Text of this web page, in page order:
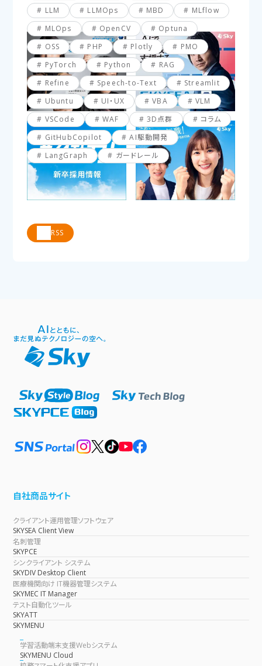
LLM
LLMOps MBD
MLflow
MLOps
OpenCV
Optuna
OSS
PHP Plotly
PMO
PyTorch
Python
RAG
Refine
Speech-to-Text
Streamlit
Ubuntu
UI・UX VBA
VLM
VSCode
WAF 3D点群
コラム
GitHubCopilot
AI駆動開発
LangGraph
ガードレール
RSS
自社商品サイト
クライアント運用管理ソフトウェア
SKYSEA Client View
名刺管理
SKYPCE
シンクライアント システム
SKYDIV Desktop Client
医療機関向け IT機器管理システム
SKYMEC IT Manager
テスト自動化ツール
SKYATT
SKYMENU
学習活動端末支援Webシステム
SKYMENU Cloud